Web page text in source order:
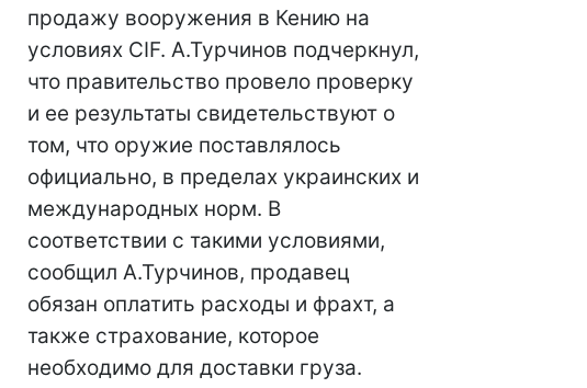
продажу вооружения в Кению на
условиях CIF. А.Турчинов подчеркнул,
что правительство провело проверку
и ее результаты свидетельствуют о
том, что оружие поставлялось
официально, в пределах украинских и
международных норм. В
соответствии с такими условиями,
сообщил А.Турчинов, продавец
обязан оплатить расходы и фрахт, а
также страхование, которое
необходимо для доставки груза.